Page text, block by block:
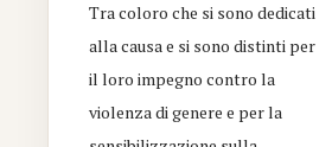
Tra coloro che si sono dedicati
alla causa e si sono distinti per
il loro impegno contro la
violenza di genere e per la